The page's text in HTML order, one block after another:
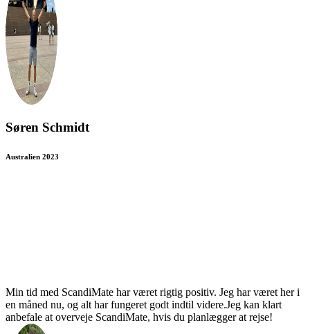
Søren Schmidt
Australien 2023
Min tid med ScandiMate har været rigtig positiv. Jeg har været her i
en måned nu, og alt har fungeret godt indtil videre.Jeg kan klart
anbefale at overveje ScandiMate, hvis du planlægger at rejse!